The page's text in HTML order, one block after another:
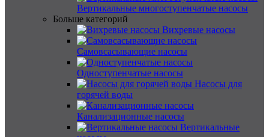
Вертикальные многоступенчатые насосы
Больше категорий
Вихревые насосы
Самовсасывающие насосы
Одноступенчатые насосы
Насосы для
горячей воды
Канализационные насосы
Вертикальные